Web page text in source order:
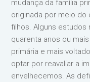
mudança da família
originada por meio
filhos. Alguns
quarenta anos ou
primária e mais
optar por reavaliar a
envelhecemos. As